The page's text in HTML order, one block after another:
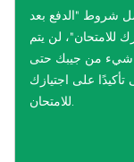
شروط "الدفع بعد
للامتحان"، لن يتم
من جيبك حتى
تأكيدًا على اجتيازك